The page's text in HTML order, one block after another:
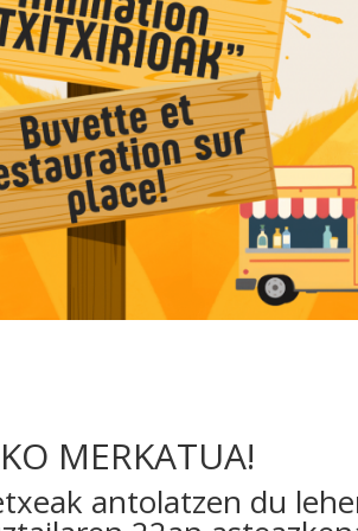
MERKATUA!
antolatzen du